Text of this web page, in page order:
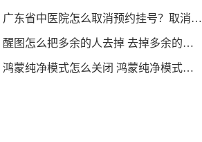
广东省中医院怎么取消预约挂号？取消挂号方法
醒图怎么把多余的人去掉 去掉多余的人教程分享
鸿蒙纯净模式怎么关闭 鸿蒙纯净模式关不掉怎么办